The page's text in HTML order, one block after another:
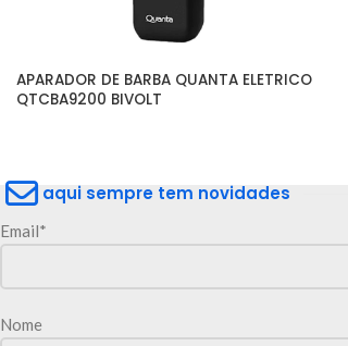
APARADOR DE BARBA QUANTA ELETRICO
QTCBA9200 BIVOLT
aqui sempre tem novidades
Email*
Nome